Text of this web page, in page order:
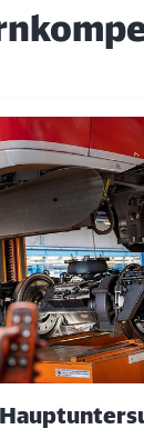
Slider zu